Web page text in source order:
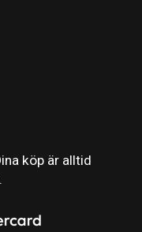
köp är alltid